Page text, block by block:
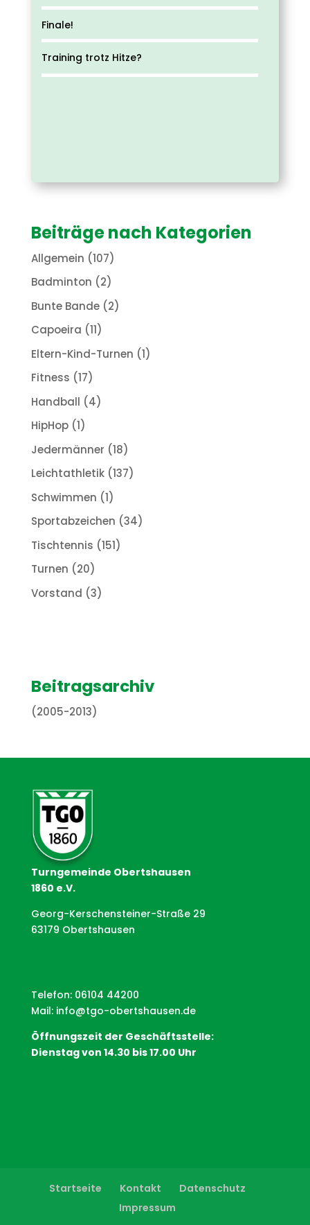
Finale!
Training trotz Hitze?
Beiträge nach Kategorien
Allgemein (107)
Badminton (2)
Bunte Bande(2)
Capoeira (11)
Eltern-Kind-Turnen (1)
Fitness (17)
Handball (4)
HipHop(1)
Jedermänner (18)
Leichtathletik(137)
Schwimmen (1)
Sportabzeichen (34)
Tischtennis (151)
Turnen (20)
Vorstand (3)
Beitragsarchiv
(2005-2013)
Turngemeinde Obertshausen
1860 e.V.
Georg-Kerschensteiner-Straße 29
63179 Obertshausen
Telefon: 06104 44200
Mail: info@tgo-obertshausen.de
Öffnungszeit der Geschäftsstelle:
Dienstag von 14.30 bis 17.00 Uhr
Startseite Kontakt
Datenschutz
Impressum